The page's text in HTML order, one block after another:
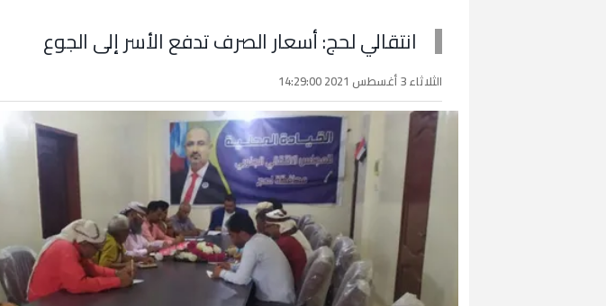
انتقالي لحج: أسعار الصرف تدفع الأسر إلى الجوع
الثلاثاء 3 أغسطس 2021 14:29:00